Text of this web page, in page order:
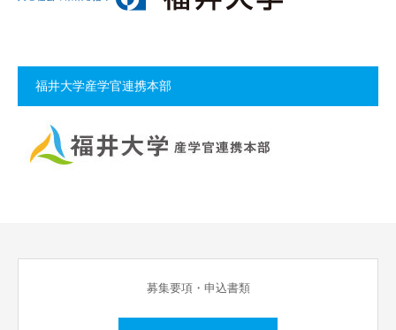
福井大学産学官連携本部
募集要項・申込書類